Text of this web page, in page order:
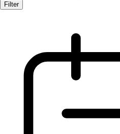
Filter